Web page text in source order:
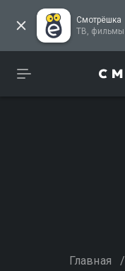
Смотрёшка
Главная /